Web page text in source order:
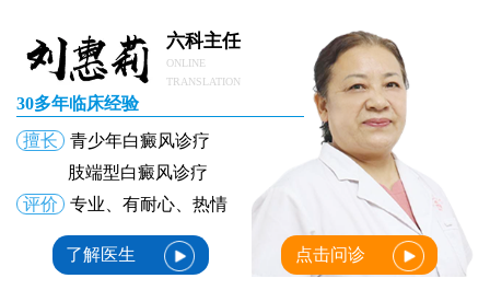
石家庄白癜风医院 石家庄哪里看白斑好
六科主任
ONLINE
TRANSLATION
30多年临床经验
擅长
青少年白癜风诊疗
肢端型白癜风诊疗
评价
专业、有耐心、热情
了解医生 点击问诊